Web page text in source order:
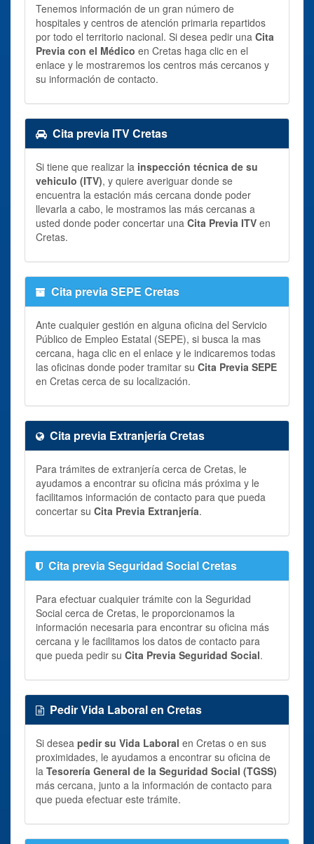
Tenemos información de un gran número de
hospitales y centros de atención primaria repartidos
por todo el territorio nacional. Si desea pedir una Cita
Previa con el Médico en Cretas haga clic en el
enlace y le mostraremos los centros más cercanos y
su información de contacto.
Cita previa ITV Cretas
Si tiene que realizar la inspección técnica de su
vehiculo (ITV), y quiere averiguar donde se
encuentra la estación más cercana donde poder
llevarla a cabo, le mostramos las más cercanas a
usted donde poder concertar una Cita Previa ITV en
Cretas.
Cita previa SEPE Cretas
Ante cualquier gestión en alguna oficina del Servicio
Público de Empleo Estatal (SEPE), si busca la mas
cercana, haga clic en el enlace y le indicaremos todas
las oficinas donde poder tramitar su Cita Previa SEPE
en Cretas cerca de su localización.
Cita previa Extranjería Cretas
Para trámites de extranjería cerca de Cretas, le
ayudamos a encontrar su oficina más próxima y le
facilitamos información de contacto para que pueda
concertar su Cita Previa Extranjería.
Cita previa Seguridad Social Cretas
Para efectuar cualquier trámite con la Seguridad
Social cerca de Cretas, le proporcionamos la
información necesaria para encontrar su oficina más
cercana y le facilitamos los datos de contacto para
que pueda pedir su Cita Previa Seguridad Social.
Pedir Vida Laboral en Cretas
Si desea pedir su Vida Laboral en Cretas o en sus
proximidades, le ayudamos a encontrar su oficina de
la Tesorería General de la Seguridad Social (TGSS)
más cercana, junto a la información de contacto para
que pueda efectuar este trámite.